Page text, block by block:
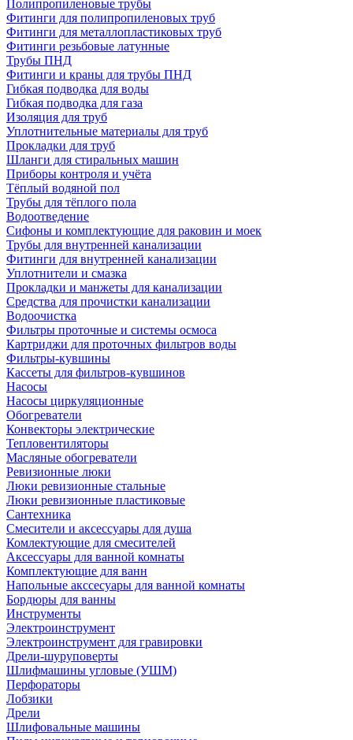
Полипропиленовые трубы
Фитинги для полипропиленовых труб
Фитинги для металлопластиковых труб
Фитинги резьбовые латунные
Трубы ПНД
Фитинги и краны для трубы ПНД
Гибкая подводка для воды
Гибкая подводка для газа
Изоляция для труб
Уплотнительные материалы для труб
Прокладки для труб
Шланги для стиральных машин
Приборы контроля и учёта
Тёплый водяной пол
Трубы для тёплого пола
Водоотведение
Сифоны и комплектующие для раковин и моек
Трубы для внутренней канализации
Фитинги для внутренней канализации
Уплотнители и смазка
Прокладки и манжеты для канализации
Средства для прочистки канализации
Водоочистка
Фильтры проточные и системы осмоса
Картриджи для проточных фильтров воды
Фильтры-кувшины
Кассеты для фильтров-кувшинов
Насосы
Насосы циркуляционные
Обогреватели
Конвекторы электрические
Тепловентиляторы
Масляные обогреватели
Ревизионные люки
Люки ревизионные стальные
Люки ревизионные пластиковые
Сантехника
Смесители и аксессуары для душа
Комлектующие для смесителей
Аксессуары для ванной комнаты
Комплектующие для ванн
Напольные акссесуары для ванной комнаты
Бордюры для ванны
Инструменты
Электроинструмент
Электроинструмент для гравировки
Дрели-шуруповерты
Шлифмашины угловые (УШМ)
Перфораторы
Лобзики
Дрели
Шлифовальные машины